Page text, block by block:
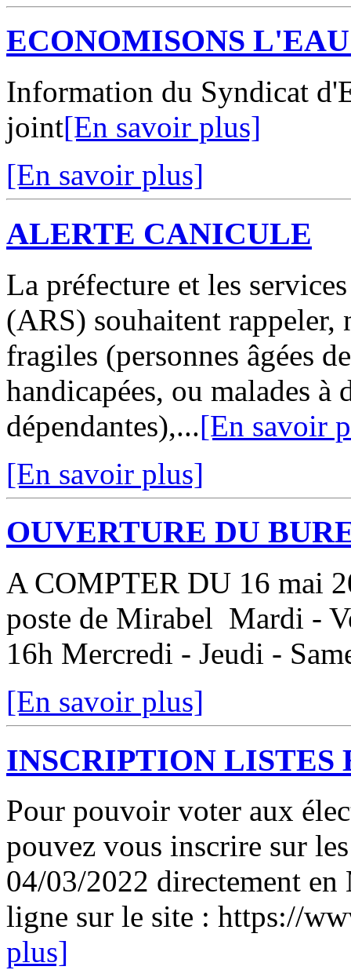
ECONOMISONS
Information du Syndicat
joint[En savoir plus]
[En savoir plus]
ALERTE CANICULE
La préfecture et les
(ARS) souhaitent rappeler,
fragiles (personnes âgées
handicapées, ou malades à
dépendantes),...[En savoir
[En savoir plus]
OUVERTURE DU
A COMPTER DU 16 mai
poste de Mirabel Mardi -
16h Mercredi - Jeudi -
[En savoir plus]
INSCRIPTION LISTES
Pour pouvoir voter aux
pouvez vous inscrire sur
04/03/2022 directement
ligne sur le site : https://
plus]